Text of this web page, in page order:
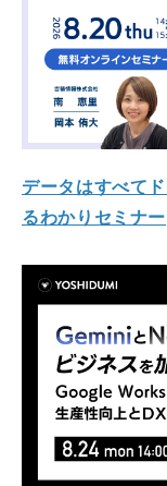
データはすべて
るわかりセミナー